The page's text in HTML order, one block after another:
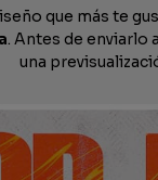
que más te
. Antes de enviarlo
una